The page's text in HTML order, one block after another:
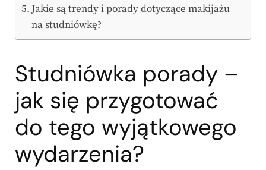
Jakie są trendy i porady dotyczące makijażu
na studniówkę?
Studniówka porady –
jak się przygotować
do tego wyjątkowego
wydarzenia?